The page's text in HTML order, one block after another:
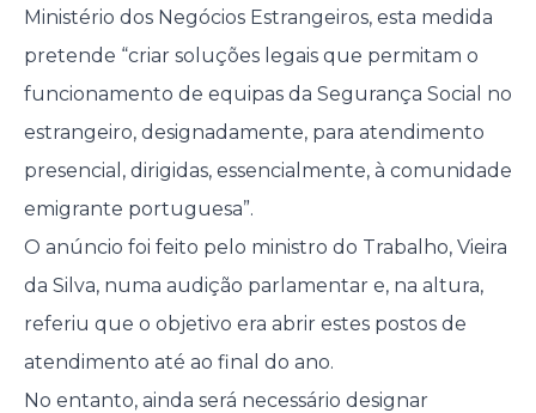
Ministério dos Negócios Estrangeiros, esta medida
pretende “criar soluções legais que permitam o
funcionamento de equipas da Segurança Social no
estrangeiro, designadamente, para atendimento
presencial, dirigidas, essencialmente, à comunidade
emigrante portuguesa”.
O anúncio foi feito pelo ministro do Trabalho, Vieira
da Silva, numa audição parlamentar e, na altura,
referiu que o objetivo era abrir estes postos de
atendimento até ao final do ano.
No entanto, ainda será necessário designar